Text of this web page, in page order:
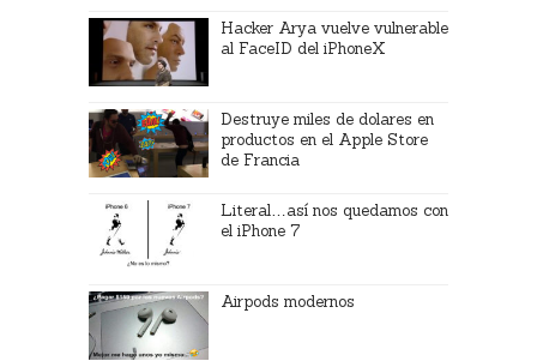
Hacker Arya vuelve vulnerable
al FaceID del iPhoneX
Destruye miles de dolares en
productos en el Apple Store
de Francia
Literal…así nos quedamos con
el iPhone 7
Airpods modernos